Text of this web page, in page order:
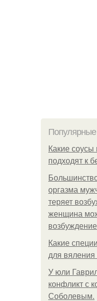
Какие соусы
подходят к
оргазма
теряет
женщина
Какие
для
У юли
конфликт с
Соболевым.